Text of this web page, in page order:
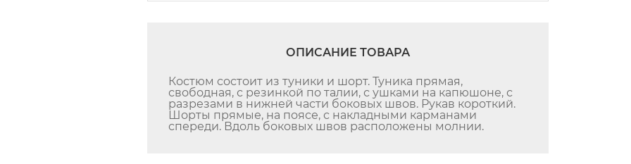
ОПИСАНИЕ ТОВАРА
Костюм состоит из туники и шорт. Туника прямая,
свободная, с резинкой по талии, с ушками на капюшоне, с
разрезами в нижней части боковых швов. Рукав короткий.
Шорты прямые, на поясе, с накладными карманами
спереди. Вдоль боковых швов расположены молнии.